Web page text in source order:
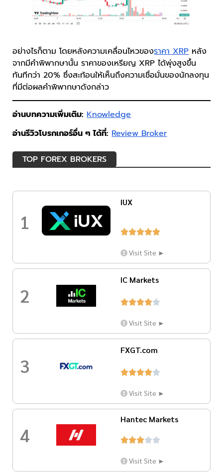
อย่างไรก็ตาม โดยหลังความเคลื่อนไหวของราคา XRP หลัง
จากมีคำพิพากษานั้น ราคาของเหรียญ XRP ได้พุ่งสูงขึ้น
ทันทีกว่า 20% ซึ่งสะท้อนให้เห็นถึงความเชื่อมั่นของนักลงทุน
ที่มีต่อผลคำพิพากษาดังกล่าว
อ่านบทความเพิ่มเติม: Knowledge
อ่านรีวิวโบรกเกอร์อื่น ๆ ได้ที่: Review Broker
TOP FOREX BROKERS
1
IUX

Visit Site ►
2
IC Markets

Visit Site ►
3
FXGT.com

Visit Site ►
4
Hantec Markets

Visit Site ►